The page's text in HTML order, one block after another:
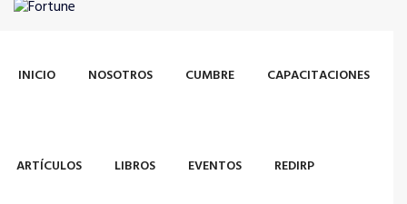
INICIO NOSOTROS CUMBRE CAPACITACIONES
ARTÍCULOS LIBROS EVENTOS REDIRP